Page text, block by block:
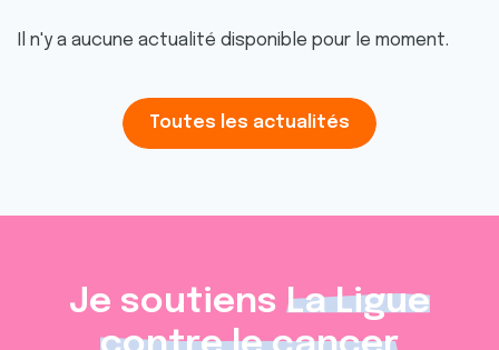
Il n'y a aucune actualité disponible pour le moment.
Toutes les actualités
Je soutiens La Ligue